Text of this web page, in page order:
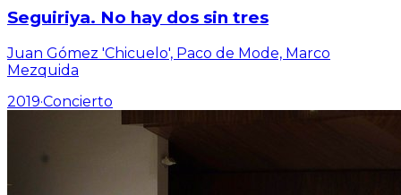
Seguiriya. No hay dos sin tres
Juan Gómez 'Chicuelo', Paco de Mode, Marco
Mezquida
2019·Concierto